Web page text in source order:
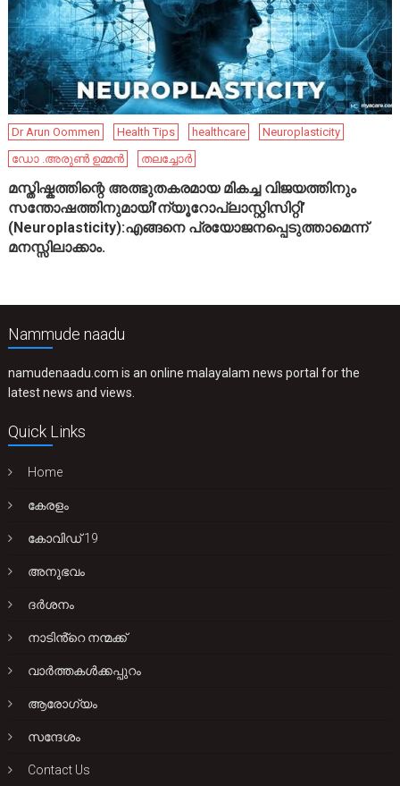
Dr Arun Oommen Health Tips healthcare
Neuroplasticity
ഡോ .അരുൺ ഉമ്മൻ
തലച്ചോർ
മസ്തിഷ്കത്തിന്റെ അത്ഭുതകരമായ മികച്ച വിജയത്തിനും
സന്തോഷത്തിനുമായി’ന്യൂറോപ്ലാസ്റ്റിസിറ്റി’
(Neuroplasticity):എങ്ങനെ പ്രയോജനപ്പെടുത്താമെന്ന്
മനസ്സിലാക്കാം.
Nammude naadu
namudenaadu.com is an online malayalam news portal for the
latest news and views.
Quick Links
Home
കേരളം
കോവിഡ് 19
അനുഭവം
ദർശനം
നാടിൻ്റെ നന്മക്ക്
വാർത്തകൾക്കപ്പുറം
ആരോഗ്യം
സന്ദേശം
Contact Us